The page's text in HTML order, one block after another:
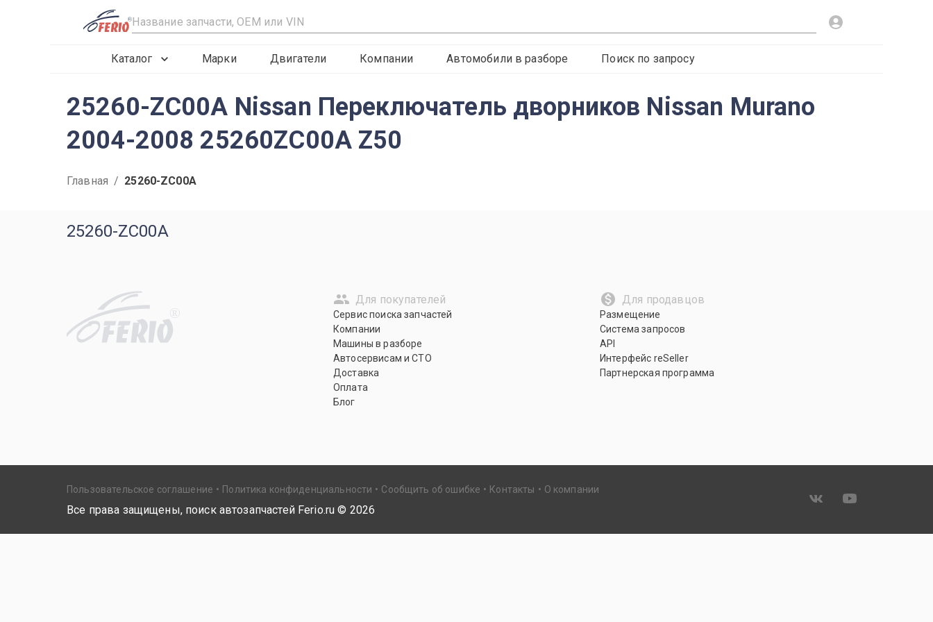
R
Каталог Марки Двигатели Компании Автомобили в разборе Поиск по запросу
25260-ZC00A Nissan Переключатель дворников Nissan Murano
2004-2008 25260ZC00A Z50
Главная / 25260-ZC00A
25260-ZC00A
R
Для покупателей
Сервис поиска запчастей
Компании
Машины в разборе
Автосервисам и СТО
Доставка
Оплата
Блог
Для продавцов
Размещение
Система запросов
API
Интерфейс reSeller
Партнерская программа
Пользовательское соглашение Политика конфиденциальности Сообщить об ошибке Контакты О компании
Все права защищены, поиск автозапчастей Ferio.ru © 2026